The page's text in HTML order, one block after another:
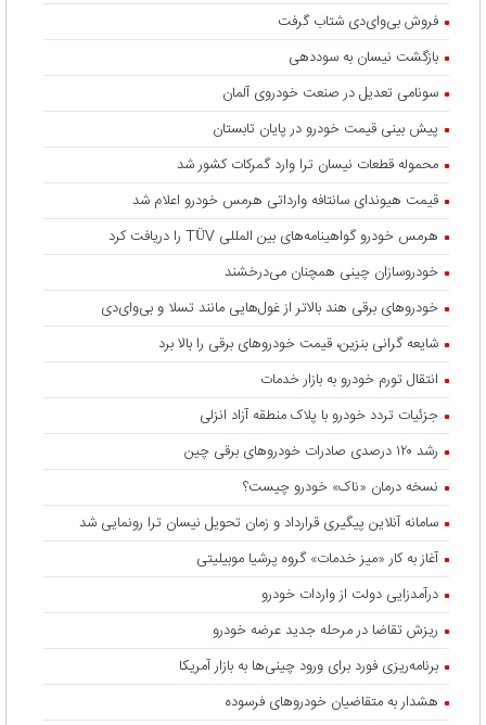
فروش بی‌وای‌دی شتاب گرفت
بازگشت نیسان به سوددهی
سونامی تعدیل در صنعت خودروی آلمان
پیش بینی قیمت خودرو در پایان تابستان
محموله قطعات نیسان ترا وارد گمرکات کشور شد
قیمت هیوندای سانتافه وارداتی هرمس خودرو اعلام شد
هرمس خودرو گواهینامه‌های بین المللی TÜV را دریافت کرد
خودروسازان چینی همچنان می‌درخشند
خودروهای برقی هند بالاتر از غول‌هایی مانند تسلا و بی‌وای‌دی
شایعه گرانی بنزین، قیمت خودروهای برقی را بالا برد
انتقال تورم خودرو به بازار خدمات
جزئیات تردد خودرو با پلاک منطقه آزاد انزلی
رشد ۱۲۰ درصدی صادرات خودروهای برقی چین
نسخه درمان «ناک» خودرو چیست؟
سامانه آنلاین پیگیری قرارداد‌ و زمان تحویل نیسان ترا رونمایی شد
آغاز به کار «میز خدمات» گروه پرشیا موبیلیتی
درآمدزایی دولت از واردات خودرو
ریزش تقاضا در مرحله جدید عرضه خودرو
برنامه‌ریزی فورد برای ورود چینی‌ها به بازار آمریکا
هشدار به متقاضیان خودروهای فرسوده